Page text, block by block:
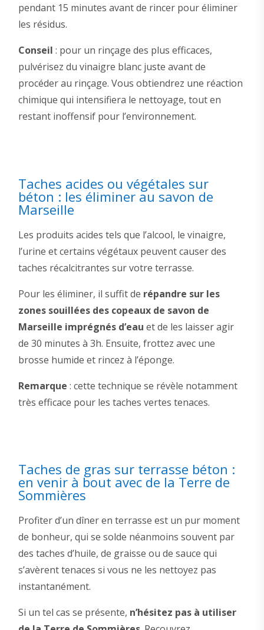
pendant 15 minutes avant de rincer pour éliminer
les résidus.
Conseil : pour un rinçage des plus efficaces,
pulvérisez du vinaigre blanc juste avant de
procéder au rinçage. Vous obtiendrez une réaction
chimique qui intensifiera le nettoyage, tout en
restant inoffensif pour l’environnement.
Taches acides ou végétales sur
béton : les éliminer au savon de
Marseille
Les produits acides tels que l’alcool, le vinaigre,
l’urine et certains végétaux peuvent causer des
taches récalcitrantes sur votre terrasse.
Pour les éliminer, il suffit de répandre sur les
zones souillées des copeaux de savon de
Marseille imprégnés d’eau et de les laisser agir
de 30 minutes à 3h. Ensuite, frottez avec une
brosse humide et rincez à l’éponge.
Remarque : cette technique se révèle notamment
très efficace pour les taches vertes tenaces.
Taches de gras sur terrasse béton :
en venir à bout avec de la Terre de
Sommières
Profiter d’un dîner en terrasse est un pur moment
de bonheur, qui se solde néanmoins souvent par
des taches d’huile, de graisse ou de sauce qui
s’avèrent tenaces si vous ne les nettoyez pas
instantanément.
Si un tel cas se présente, n’hésitez pas à utiliser